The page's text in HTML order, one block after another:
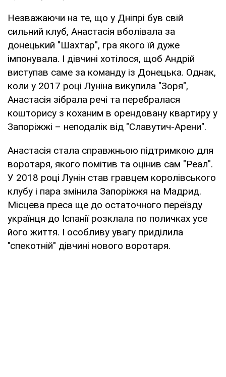
Незважаючи на те, що у Дніпрі був свій
сильний клуб, Анастасія вболівала за
донецький "Шахтар", гра якого їй дуже
імпонувала. І дівчині хотілося, щоб Андрій
виступав саме за команду із Донецька. Однак,
коли у 2017 році Луніна викупила "Зоря",
Анастасія зібрала речі та перебралася
кошторису з коханим в орендовану квартиру у
Запоріжжі – неподалік від "Славутич-Арени".
Анастасія стала справжньою підтримкою для
воротаря, якого помітив та оцінив сам "Реал".
У 2018 році Лунін став гравцем королівського
клубу і пара змінила Запоріжжя на Мадрид.
Місцева преса ще до остаточного переїзду
українця до Іспанії розклала по поличках усе
його життя. І особливу увагу приділила
"спекотній" дівчині нового воротаря.